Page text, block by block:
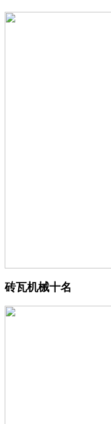
砖瓦机械十名